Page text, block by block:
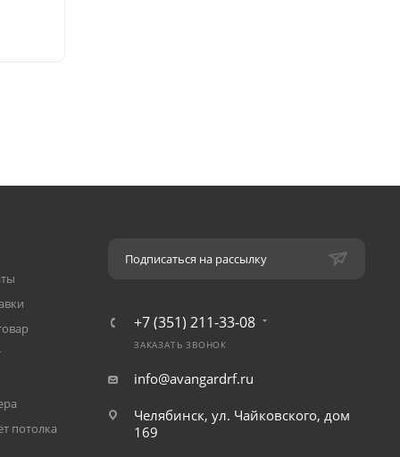
потолка
Подписаться на рассылку
+7 (351) 211-33-08
ЗАКАЗАТЬ ЗВОНОК
info@avangardrf.ru
Челябинск, ул. Чайковского, дом
169